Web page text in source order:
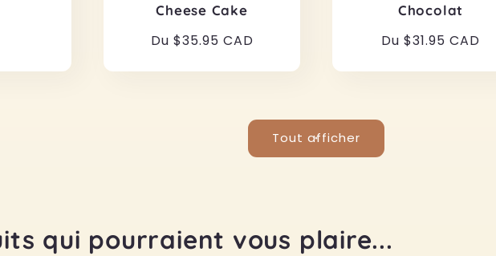
Cheese Cake
Prix
Du $35.95 CAD
Chocolat
Prix
Du $31.95 CAD
Tout afficher
qui pourraient vous plaire...